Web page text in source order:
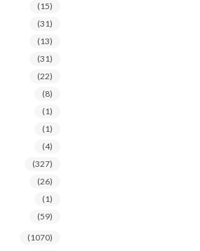
(15)
(31)
(13)
(31)
(22)
(8)
(1)
(1)
(4)
(327)
(26)
(1)
(59)
(1070)